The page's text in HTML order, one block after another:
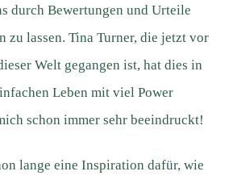
durch Bewertungen und Urteile
zu lassen. Tina Turner, die jetzt vor
Welt gegangen ist, hat dies in
Leben mit viel Power
schon immer sehr beeindruckt!
lange eine Inspiration dafür, wie